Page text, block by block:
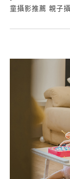
童攝影推薦 親子